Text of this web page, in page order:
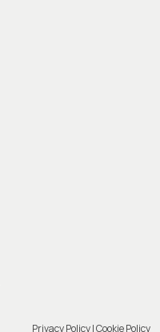
Privacy Policy|Cookie Policy